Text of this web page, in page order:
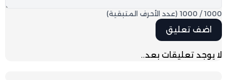
1000
/
1000 (عدد الأحرف المتبقية)
لا يوجد تعليقات بعد..